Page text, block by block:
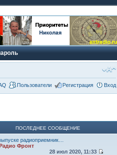
Пользователи Регистрация Вход
ПОСЛЕДНЕЕ СООБЩЕНИЕ
радиоприемник…
Фронт
28 июл 2020, 11:33